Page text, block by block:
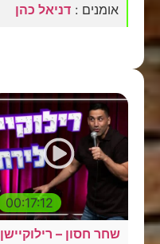
אומנים : דניאל כהן
00:17:12
שחר חסון – רילוקיישן